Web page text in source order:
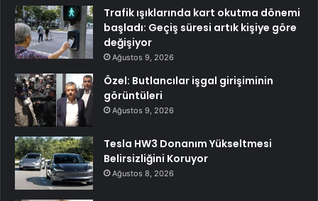
Trafik ışıklarında kart okutma dönemi
başladı: Geçiş süresi artık kişiye göre
değişiyor
Ağustos 9, 2026
Özel: Butlancılar işgal girişiminin
görüntüleri
Ağustos 9, 2026
Tesla HW3 Donanım Yükseltmesi
Belirsizliğini Koruyor
Ağustos 8, 2026